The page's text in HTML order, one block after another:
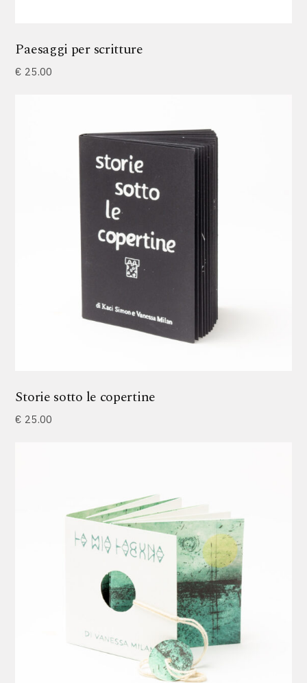
Paesaggi per scritture
€ 25.00
Storie sotto le copertine
€ 25.00